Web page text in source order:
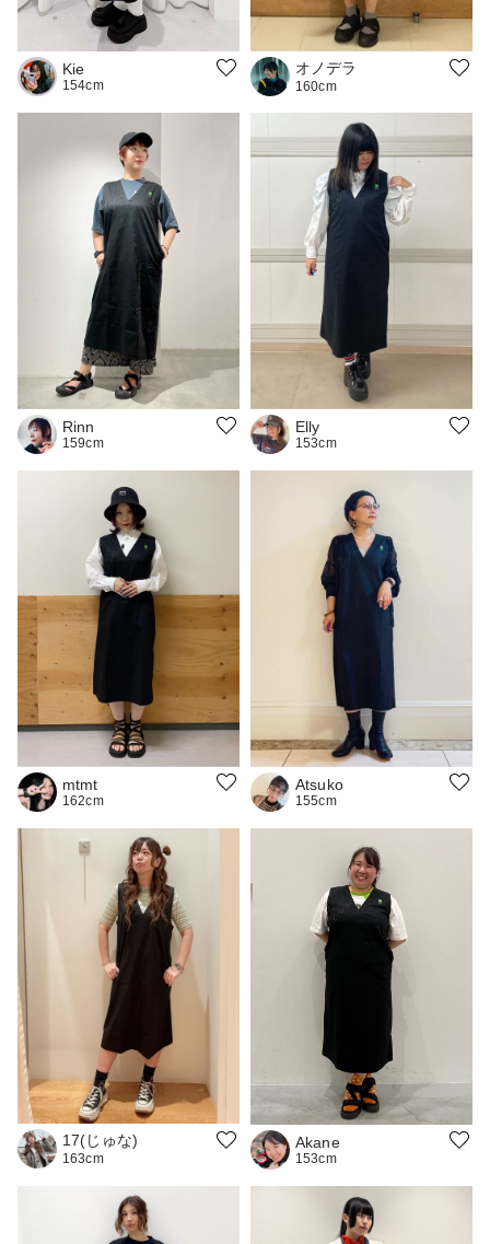
Kie
154cm
オノデラ
160cm
Rinn
159cm
Elly
153cm
mtmt
162cm
Atsuko
155cm
17(じゅな)
163cm
Akane
153cm